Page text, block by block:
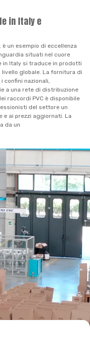
in Italy e
è un esempio di eccellenza
situati nel cuore
in Italy si traduce in prodotti
globale. La fornitura di
confini nazionali,
a una rete di distribuzione
raccordi PVC è disponibile
del settore un
e ai prezzi aggiornati. La
da un